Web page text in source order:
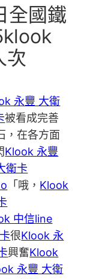
全國鐵
次
永豐 大衛
被看成完善
，在各方面
Klook 永豐
衛卡
「哦， Klook
中信line
很Klook 永
興奮Klook
永豐 大衛